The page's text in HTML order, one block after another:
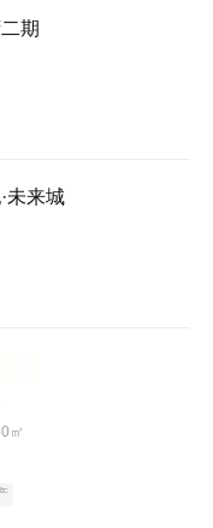
期
未来城
㎡